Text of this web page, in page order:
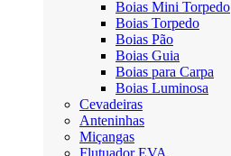
Boias Mini Torpedo
Boias Torpedo
Boias Pão
Boias Guia
Boias para Carpa
Boias Luminosa
Cevadeiras
Anteninhas
Miçangas
Flutuador EVA